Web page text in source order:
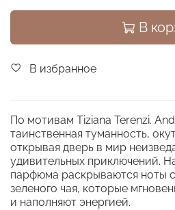
В
В избранное
По мотивам Tiziana Terenzi.
таинственная туманность,
открывая дверь в мир
удивительных приключений.
парфюма раскрываются ноты
зеленого чая, которые
и наполняют энергией.